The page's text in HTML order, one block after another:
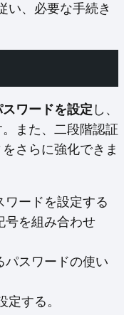
い、必要な手続き
ワードを設定 し、
また、二段階認証
さらに強化できま
ワードを設定する
号を組み合わせ
パスワードの使い
する。